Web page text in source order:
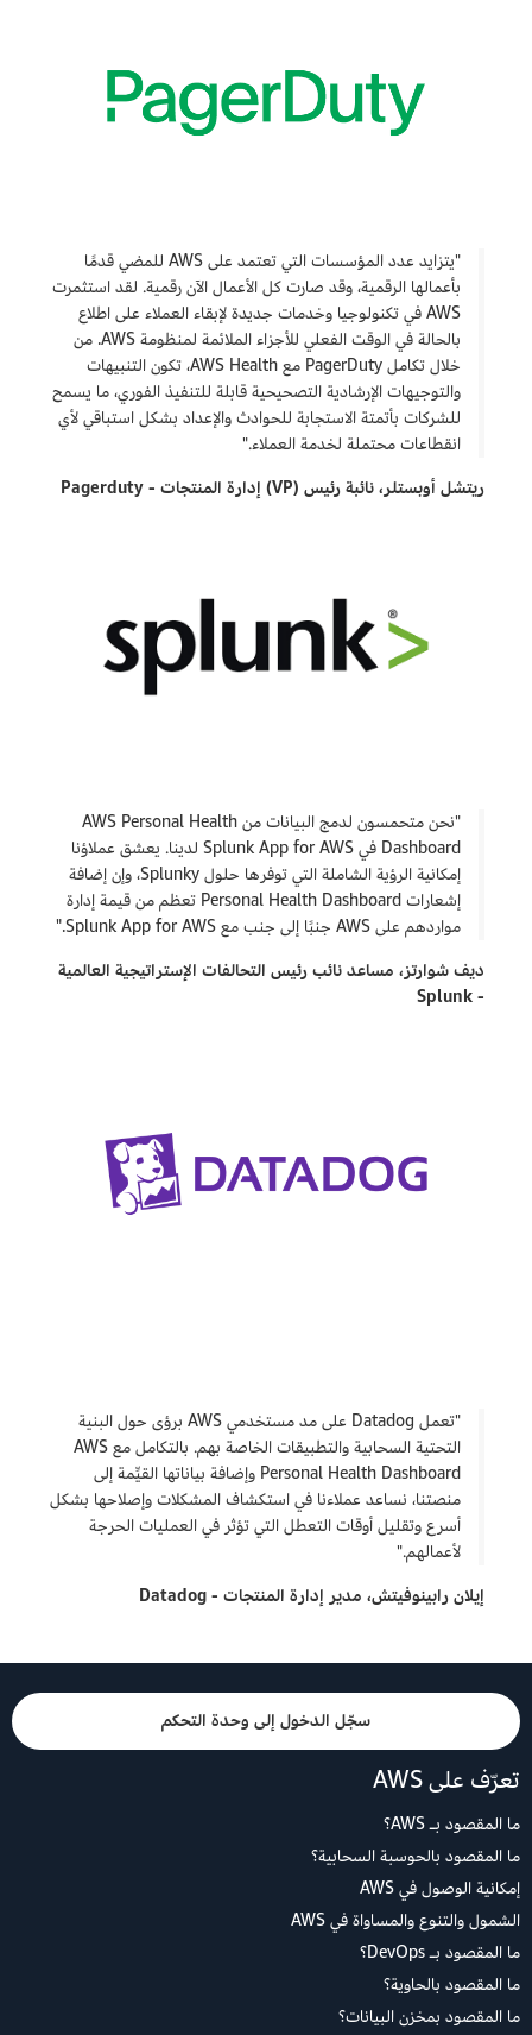
"يتزايد عدد المؤسسات التي تعتمد على AWS للمضي قدمًا
بأعمالها الرقمية، وقد صارت كل الأعمال الآن رقمية. لقد استثمرت
AWS في تكنولوجيا وخدمات جديدة لإبقاء العملاء على اطلاع
بالحالة في الوقت الفعلي للأجزاء الملائمة لمنظومة AWS. من
خلال تكامل PagerDuty مع AWS Health، تكون التنبيهات
والتوجيهات الإرشادية التصحيحية قابلة للتنفيذ الفوري، ما يسمح
للشركات بأتمتة الاستجابة للحوادث والإعداد بشكل استباقي لأي
انقطاعات محتملة لخدمة العملاء."
ريتشل أوبستلر، نائبة رئيس (VP) إدارة المنتجات - Pagerduty
"نحن متحمسون لدمج البيانات من AWS Personal Health
Dashboard في Splunk App for AWS لدينا. يعشق عملاؤنا
إمكانية الرؤية الشاملة التي توفرها حلول Splunky، وإن إضافة
إشعارات Personal Health Dashboard تعظم من قيمة إدارة
مواردهم على AWS جنبًا إلى جنب مع Splunk App for AWS."
ديف شوارتز، مساعد نائب رئيس التحالفات الإستراتيجية العالمية
- Splunk
"تعمل Datadog على مد مستخدمي AWS برؤى حول البنية
التحتية السحابية والتطبيقات الخاصة بهم. بالتكامل مع AWS
Personal Health Dashboard وإضافة بياناتها القيِّمة إلى
منصتنا، نساعد عملاءنا في استكشاف المشكلات وإصلاحها بشكل
أسرع وتقليل أوقات التعطل التي تؤثر في العمليات الحرجة
لأعمالهم."
إيلان رابينوفيتش، مدير إدارة المنتجات - Datadog
سجّل الدخول إلى وحدة التحكم
تعرّف على AWS
ما المقصود بـ AWS؟
ما المقصود بالحوسبة السحابية؟
إمكانية الوصول في AWS
الشمول والتنوع والمساواة في AWS
ما المقصود بـ DevOps؟
ما المقصود بالحاوية؟
ما المقصود بمخزن البيانات؟